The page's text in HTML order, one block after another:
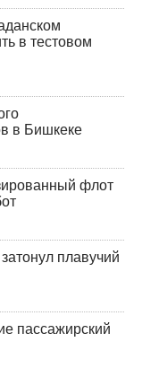
в тестовом
в Бишкеке
флот
плавучий
пассажирский